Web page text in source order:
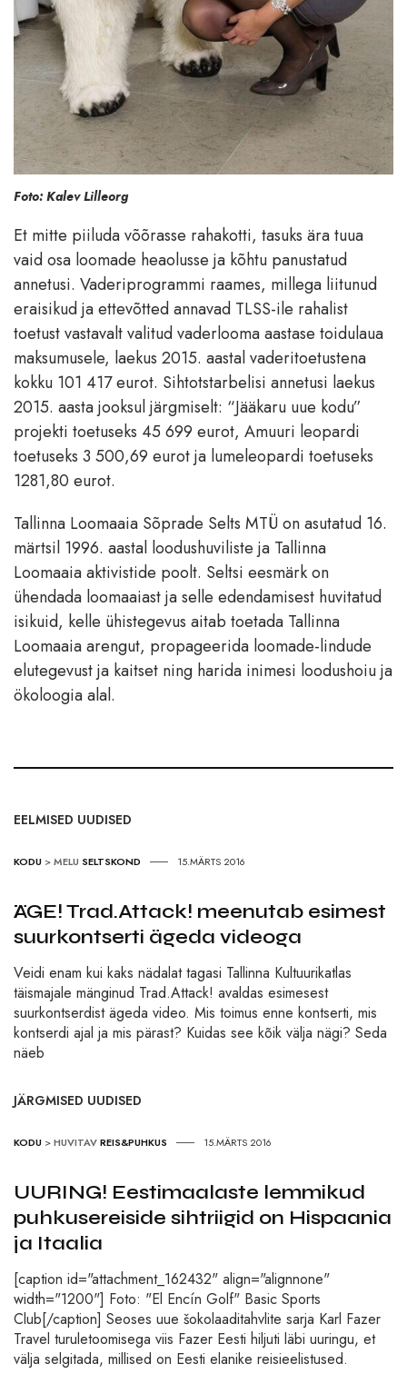
Foto: Kalev Lilleorg
Et mitte piiluda võõrasse rahakotti, tasuks ära tuua
vaid osa loomade heaolusse ja kõhtu panustatud
annetusi. Vaderiprogrammi raames, millega liitunud
eraisikud ja ettevõtted annavad TLSS-ile rahalist
toetust vastavalt valitud vaderlooma aastase toidulaua
maksumusele, laekus 2015. aastal vaderitoetustena
kokku 101 417 eurot. Sihtotstarbelisi annetusi laekus
2015. aasta jooksul järgmiselt: “Jääkaru uue kodu”
projekti toetuseks 45 699 eurot, Amuuri leopardi
toetuseks 3 500,69 eurot ja lumeleopardi toetuseks
1281,80 eurot.
Tallinna Loomaaia Sõprade Selts MTÜ on asutatud 16.
märtsil 1996. aastal loodushuviliste ja Tallinna
Loomaaia aktivistide poolt. Seltsi eesmärk on
ühendada loomaaiast ja selle edendamisest huvitatud
isikuid, kelle ühistegevus aitab toetada Tallinna
Loomaaia arengut, propageerida loomade-lindude
elutegevust ja kaitset ning harida inimesi loodushoiu ja
ökoloogia alal.
EELMISED UUDISED
KODU >MELU SELTSKOND 15.MÄRTS 2016
ÄGE! Trad.Attack! meenutab esimest
suurkontserti ägeda videoga
Veidi enam kui kaks nädalat tagasi Tallinna Kultuurikatlas
täismajale mänginud Trad.Attack! avaldas esimesest
suurkontserdist ägeda video. Mis toimus enne kontserti, mis
kontserdi ajal ja mis pärast? Kuidas see kõik välja nägi? Seda
näeb
JÄRGMISED UUDISED
KODU >HUVITAVREIS&PUHKUS 15.MÄRTS 2016
UURING! Eestimaalaste lemmikud
puhkusereiside sihtriigid on Hispaania
ja Itaalia
[caption id="attachment_162432" align="alignnone"
width="1200"] Foto: "El Encín Golf" Basic Sports
Club[/caption] Seoses uue šokolaaditahvlite sarja Karl Fazer
Travel turuletoomisega viis Fazer Eesti hiljuti läbi uuringu, et
välja selgitada, millised on Eesti elanike reisieelistused.